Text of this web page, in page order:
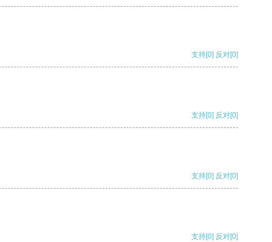
支持[0] 反对[0]
支持[0] 反对[0]
支持[0] 反对[0]
支持[0] 反对[0]